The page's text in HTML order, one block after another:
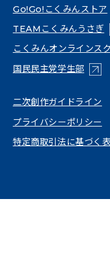
Go!Go!こくみんストア
TEAMこくみんうさぎ
こくみんオンラインス
国民民主党学生部（新
二次創作ガイドライン
プライバシーポリシー
特定商取引法に基づく